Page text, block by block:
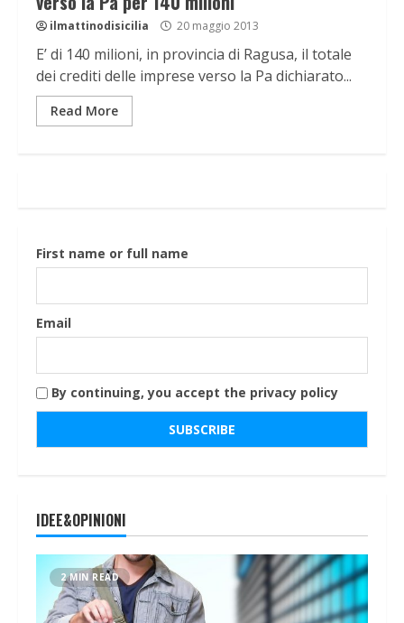
ilmattinodisicilia 20 maggio 2013
E’ di 140 milioni, in provincia di Ragusa, il totale
dei crediti delle imprese verso la Pa dichiarato...
Read More
First name or full name
Email
By continuing, you accept the privacy policy
IDEE&OPINIONI
2 MIN READ